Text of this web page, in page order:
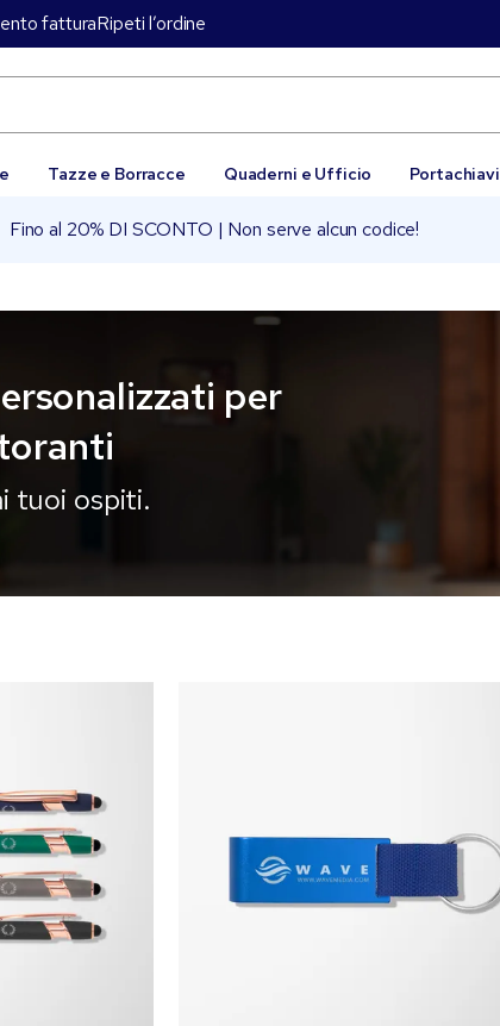
fatturaRipeti l’ordine
Tazze e Borracce Quaderni e Ufficio Portachiavi
Fino al 20% DI SCONTO | Non serve alcun codice!
per
tuoi ospiti.